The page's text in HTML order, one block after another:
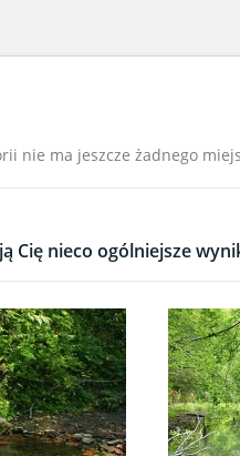
nie ma jeszcze żadnego
Cię nieco ogólniejsze